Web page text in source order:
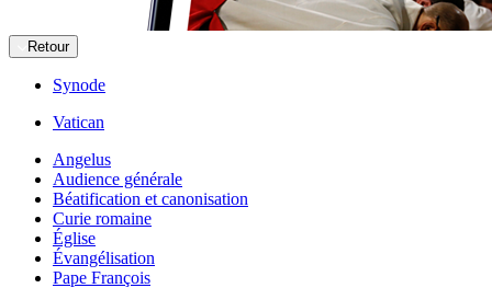
Retour
Synode
Vatican
Angelus
Audience générale
Béatification et canonisation
Curie romaine
Église
Évangélisation
Pape François